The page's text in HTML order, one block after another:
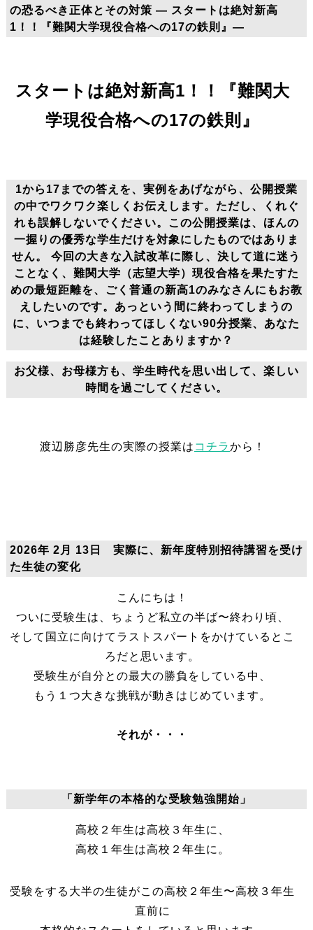
の恐るべき正体とその対策 ― スタートは絶対新高
1！！『難関大学現役合格への17の鉄則』―
スタートは絶対新高1！！『難関大
学現役合格への17の鉄則』
1から17までの答えを、実例をあげながら、公開授業
の中でワクワク楽しくお伝えします。ただし、くれぐ
れも誤解しないでください。
この公開授業は、ほんの
一握りの優秀な学生だけを対象にしたものではありま
せん。今回の大きな入試改革に際し、決して道に迷う
ことなく、難関大学（志望大学）現役合格を果たすた
めの最短距離を、ごく普通の新高1のみなさんにもお教
えしたいのです。あっという間に終わってしまうの
に、いつまでも終わってほしくない90分授業、あなた
は経験したことありますか？
お父様、お母様方も、学生時代を思い出して、楽しい
時間を過ごしてください。
渡辺勝彦先生の実際の授業は コチラから！
2026年 2月 13日 実際に、新年度特別招待講習を受け
た生徒の変化
こんにちは！
ついに受験生は、ちょうど私立の半ば〜終わり頃、
そして国立に向けてラストスパートをかけているとこ
ろだと思います。
受験生が自分との最大の勝負をしている中、
もう１つ大きな挑戦が動きはじめています。
それが・・・
「新学年の本格的な受験勉強開始」
高校２年生は高校３年生に、
高校１年生は高校２年生に。
受験をする大半の生徒がこの高校２年生〜高校３年生
直前に